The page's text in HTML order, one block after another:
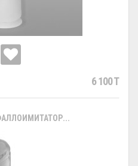
6 100 T